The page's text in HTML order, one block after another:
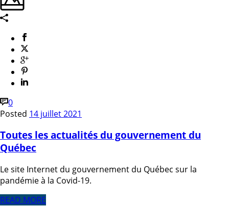
0
Posted 14 juillet 2021
Toutes les actualités du gouvernement du
Québec
Le site Internet du gouvernement du Québec sur la
pandémie à la Covid-19.
READ MORE